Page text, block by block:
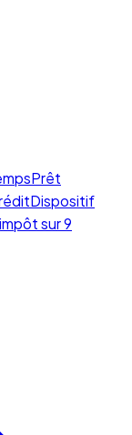
Prêt
Dispositif
sur 9